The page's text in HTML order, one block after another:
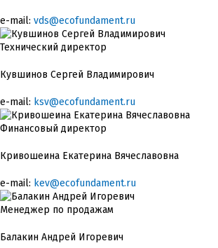
e-mail: vds@ecofundament.ru
Технический директор
Кувшинов Сергей Владимирович
e-mail: ksv@ecofundament.ru
Финансовый директор
Кривошеина Екатерина Вячеславовна
e-mail: kev@ecofundament.ru
Менеджер по продажам
Балакин Андрей Игоревич